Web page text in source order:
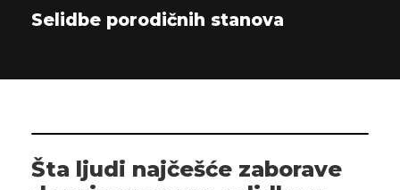
Selidbe porodičnih stanova
Šta ljudi najčešće zaborave